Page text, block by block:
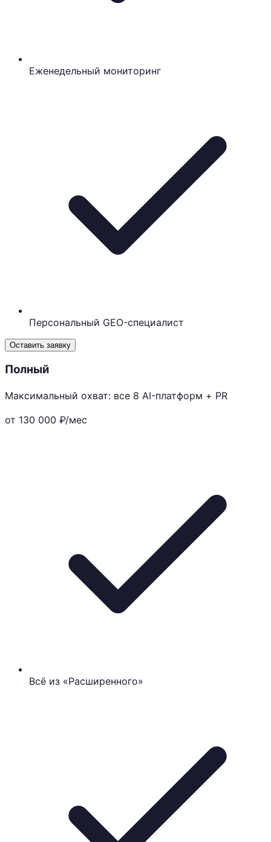
Еженедельный мониторинг
Персональный GEO-специалист
Оставить заявку
Полный
Максимальный охват: все 8 AI-платформ + PR
от 130 000 ₽/мес
Всё из «Расширенного»